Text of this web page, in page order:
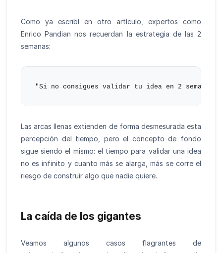
Como ya escribí en otro artículo, expertos como
Enrico Pandian nos recuerdan la estrategia de las 2
semanas:
Las arcas llenas extienden de forma desmesurada esta
percepción del tiempo, pero el concepto de fondo
sigue siendo el mismo: el tiempo para validar una idea
no es infinito y cuanto más se alarga, más se corre el
riesgo de construir algo que nadie quiere.
La caída de los gigantes
Veamos algunos casos flagrantes de